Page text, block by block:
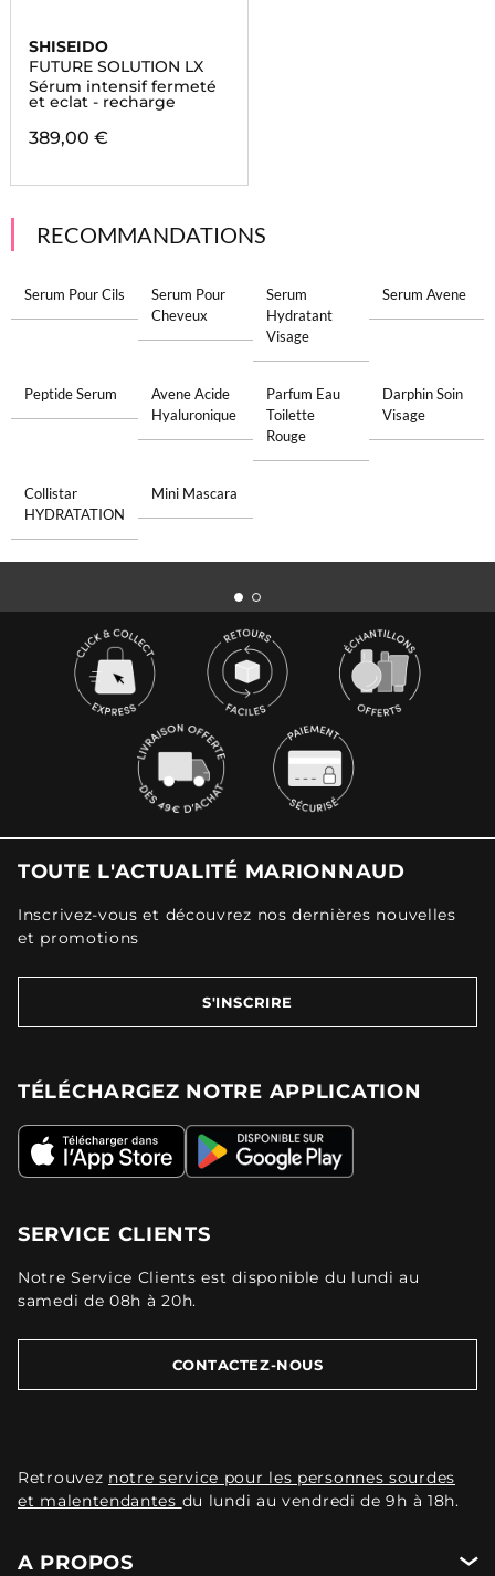
SHISEIDO
FUTURE SOLUTION LX
Sérum intensif fermeté
et eclat - recharge
389,00 €
RECOMMANDATIONS
Serum Pour Cils
Serum Pour
Cheveux
Serum
Hydratant
Visage
Serum Avene
Peptide Serum
Avene Acide
Hyaluronique
Parfum Eau
Toilette
Rouge
Darphin Soin
Visage
Collistar
HYDRATATION
Mini Mascara
TOUTE L'ACTUALITÉ MARIONNAUD
Inscrivez-vous et découvrez nos dernières nouvelles
et promotions
S'INSCRIRE
TÉLÉCHARGEZ NOTRE APPLICATION
SERVICE CLIENTS
Notre Service Clients est disponible du lundi au
samedi de 08h à 20h.
CONTACTEZ-NOUS
Retrouvez notre service pour les personnes sourdes
et malentendantes du lundi au vendredi de 9h à 18h.
A PROPOS